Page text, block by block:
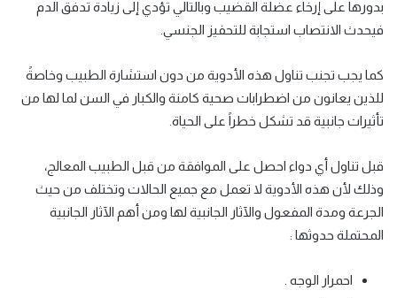
بدورها على إرخاء عضلة القضيب وبالتالي تؤدي إلى زيادة تدفق الدم
فيحدث الانتصاب استجابة للتحفيز الجنسي.
كما يجب تجنب تناول هذه الأدوية من دون استشارة الطبيب وخاصةً
للذين يعانون من اضطرابات صحية كامنة والكبار في السن لما لها من
تأثيرات جانبية قد تشكل خطراً على الحياة.
قبل تناول أي دواء احصل على الموافقة من قبل الطبيب المعالج،
وذلك لأن هذه الأدوية لا تعمل مع جميع الحالات وتختلف من حيث
الجرعة ومدة المفعول والآثار الجانبية لها ومن أهم الآثار الجانبية
المحتملة حدوثها :
احمرار الوجه .